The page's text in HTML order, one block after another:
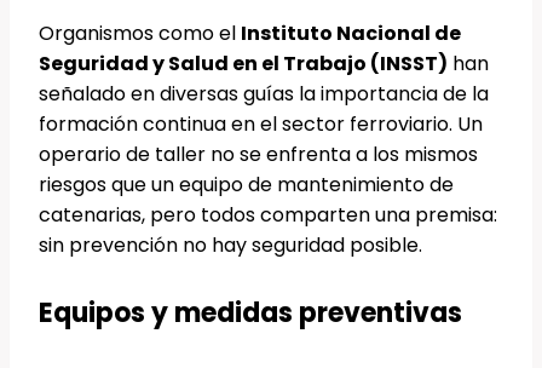
Organismos como el Instituto Nacional de
Seguridad y Salud en el Trabajo (INSST) han
señalado en diversas guías la importancia de la
formación continua en el sector ferroviario. Un
operario de taller no se enfrenta a los mismos
riesgos que un equipo de mantenimiento de
catenarias, pero todos comparten una premisa:
sin prevención no hay seguridad posible.
Equipos y medidas preventivas